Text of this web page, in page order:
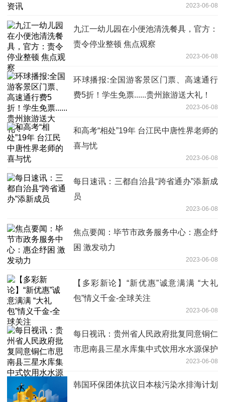
2023-06-08
九江一幼儿园在小便池清洗餐具，官方：
责令停业整顿 焦点观察
2023-06-08
环球播报:全国游客景区门票、高速通行
费5折！学生免票......贵州旅游送大礼！
2023-06-08
和高考“相处”19年 台江民中唐性界老师的
喜与忧
2023-06-08
每日速讯：三都自治县“跨省通办”添新成
员
2023-06-08
焦点要闻：毕节市政务服务中心：惠企纾
困 激发动力
2023-06-08
【多彩新论】“新优惠”诚意满满 “大礼
包”情义千金-全球关注
2023-06-08
每日视讯：贵州省人民政府批复同意铜仁
市思南县三星水库集中式饮用水水源保护
2023-06-08
韩国环保团体抗议日本核污染水排海计划